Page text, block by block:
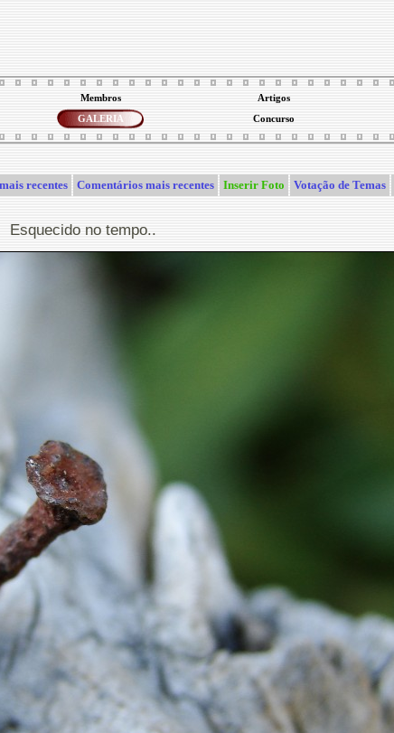
Membros Artigos
GALERIA Concurso
recentes Comentários mais recentes Inserir Foto Votação de Temas
Esquecido no tempo..